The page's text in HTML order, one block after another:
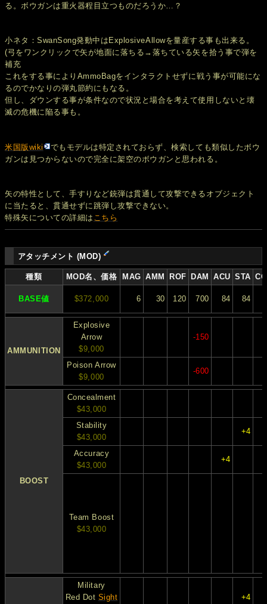
る。ボウガンは重火器程目立つものだろうか…？
小ネタ：SwanSong発動中はExplosiveAllowを量産する事も出来る。
(弓をワンクリックで矢が地面に落ちる→落ちている矢を拾う事で弾を
補充
これをする事によりAmmoBagをインタラクトせずに戦う事が可能にな
るのでかなりの弾丸節約にもなる。
但し、ダウンする事が条件なので状況と場合を考えて使用しないと壊
滅の危機に陥る事も。
米国版wiki
でもモデルは特定されておらず、検索しても類似したボウ
ガンは見つからないので完全に架空のボウガンと思われる。
矢の特性として、手すりなど銃弾は貫通して攻撃できるオブジェクト
に当たると、貫通せずに跳弾し攻撃できない。
特殊矢についての詳細は こちら
アタッチメント (MOD)
種類 MOD名、価格 MAG AMM ROF DAM ACU STA
BASE値 $372,000 6 30 120 700 84 84
AMMUNITION
Explosive
Arrow
$9,000
-150
Poison Arrow
$9,000
-600
BOOST
Concealment
$43,000
Stability
$43,000
+4
Accuracy
$43,000
+4
Team Boost
$43,000
Military
Red Dot Sight
+4